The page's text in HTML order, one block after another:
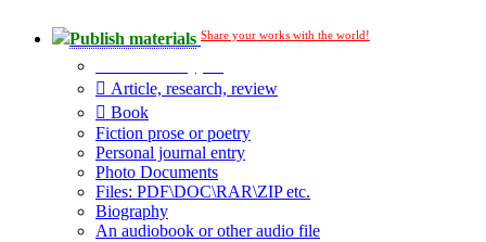
Publish materials Share your works with the world!
Article, research, review
Book
Fiction prose or poetry
Personal journal entry
Photo Documents
Files: PDF\DOC\RAR\ZIP etc.
Biography
An audiobook or other audio file